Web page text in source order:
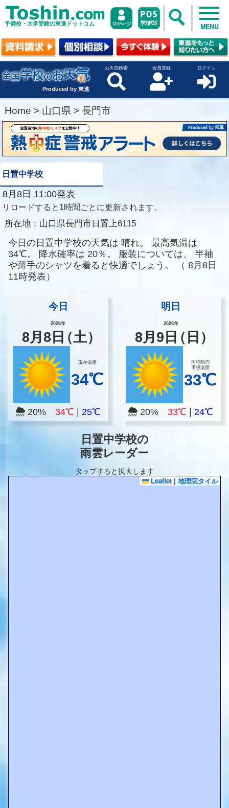
予備校・大学受験の東進ドットコム MENU
Produced by 東進
お天気検索 会員登録 ログイン
Home > 山口県 > 長門市
日置中学校
8月8日 11:00発表
リロードすると1時間ごとに更新されます。
所在地： 山口県長門市日置上6115
今日の日置中学校の天気は 晴れ。
最高気温は
34℃。
降水確率は 20％。 服装については、
半袖
や薄手のシャツを着ると快適でしょう。
（ 8月8日
11時発表）
今日
2026年
8月8 日（土）
現在温度
34℃
20% 34℃ 25℃
明日
2026年
8月 9 日（日）
同時刻の
予想温度
33℃
20% 33℃ |24℃
日置中学校の
雨雲レーダー
タップすると拡大します
Leaflet | 地理院タイル